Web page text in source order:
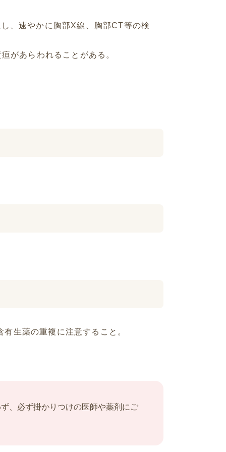
、速やかに胸部X線、胸部CT等の検
があらわれることがある。
生薬の重複に注意すること。
、必ず掛かりつけの医師や薬剤にご